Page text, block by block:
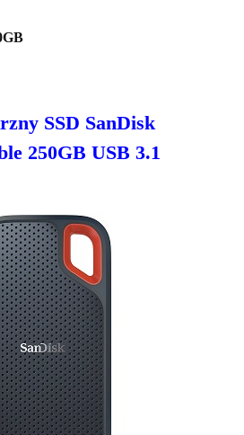
SSD SanDisk
250GB USB 3.1